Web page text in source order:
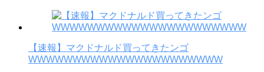
【速報】マクドナルド買ってきたンゴ
WWWWWWWWWWWWWWWWWWWWWW